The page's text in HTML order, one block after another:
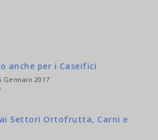
anche per i Caseifici
Gennaio 2017
Settori Ortofrutta, Carni e